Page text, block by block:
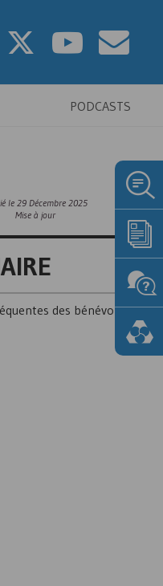
PODCASTS
le29 Décembre 2025
Mise à jour
des bénévoles